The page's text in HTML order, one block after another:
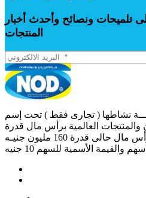
تلميحات ونصائح وأحدث أخبار
المنتجات
نشاطها ( تجارى فقط ) تحت إسم
والمنتجات العالمية برأس مال قدرة
208 ألف جنية مصرى مقابل رأس مال حالى قدرة 160 مليون جنيـه